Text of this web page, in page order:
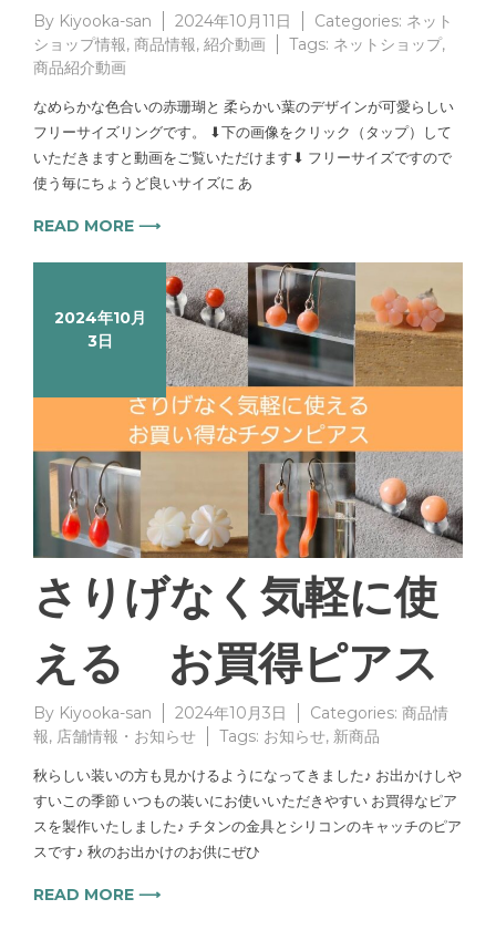
By Kiyooka-san 2024年10月11日 Categories: ネット
ショップ情報, 商品情報, 紹介動画 Tags: ネットショップ,
商品紹介動画
なめらかな色合いの赤珊瑚と 柔らかい葉のデザインが可愛らしい
フリーサイズリングです。 ⬇︎下の画像をクリック（タップ）して
いただきますと動画をご覧いただけます⬇︎ フリーサイズですので
使う毎にちょうど良いサイズに あ
READ MORE ⟶
2024年10月
3日
さりげなく気軽に使
える お買得ピアス
By Kiyooka-san 2024年10月3日 Categories: 商品情
報, 店舗情報・お知らせ Tags: お知らせ, 新商品
秋らしい装いの方も見かけるようになってきました♪ お出かけしや
すいこの季節 いつもの装いにお使いいただきやすい お買得なピア
スを製作いたしました♪ チタンの金具とシリコンのキャッチのピア
スです♪ 秋のお出かけのお供にぜひ
READ MORE ⟶